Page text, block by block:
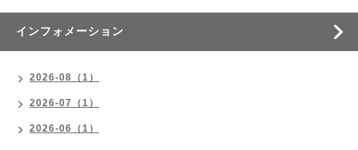
インフォメーション
2026-08（1）
2026-07（1）
2026-06（1）